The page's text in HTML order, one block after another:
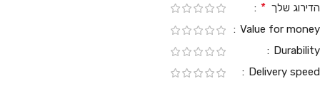
הדירוג שלך *
Value for money
Durability
Delivery speed